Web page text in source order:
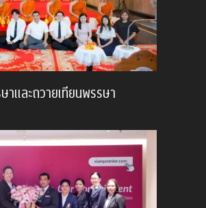
าและถวายเทียนพรรษา